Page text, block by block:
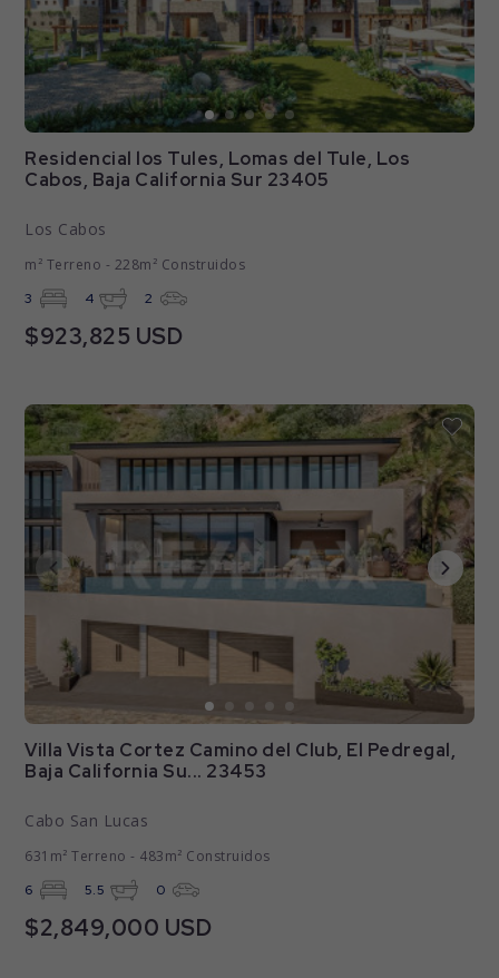
Residencial los Tules, Lomas del Tule, Los
Cabos, Baja California Sur 23405
Los Cabos
m² Terreno - 228m² Construidos
3 4 2
$923,825 USD
Villa Vista Cortez Camino del Club, El Pedregal,
Baja California Su... 23453
Cabo San Lucas
631m² Terreno - 483m² Construidos
6 5.5 0
$2,849,000 USD